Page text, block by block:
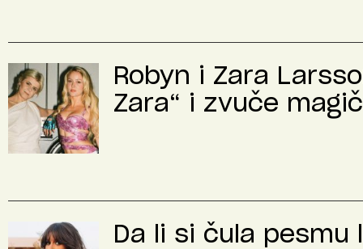
Robyn i Zara
Zara“ i zvuče
Da li si čula